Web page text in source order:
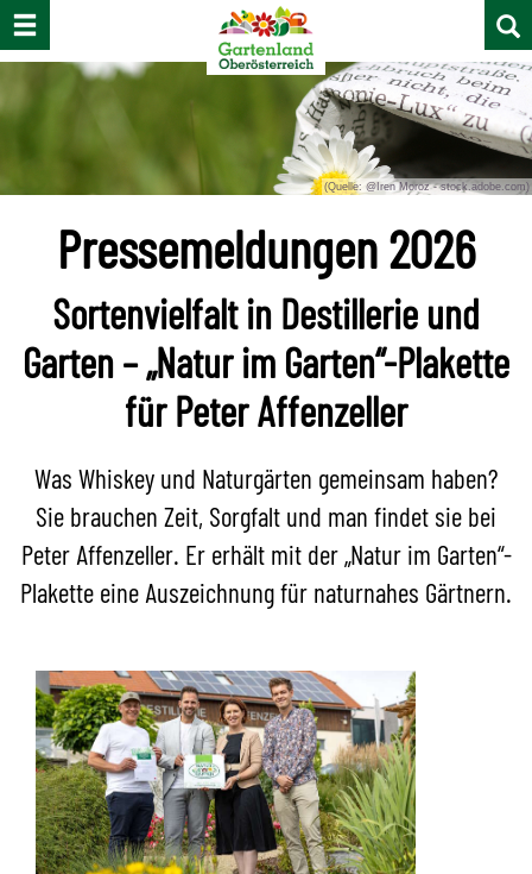
Navigation
[1]
Inhalt
[2]
Fußzeile
[3]
Navigation
ein-/ausblenden
ein-
und
(Quelle: @Iren Moroz - stock.adobe.com)
Pressemeldungen 2026
Sortenvielfalt in Destillerie und
Garten – „Natur im Garten“-Plakette
für Peter Affenzeller
Was Whiskey und Naturgärten gemeinsam haben?
Sie brauchen Zeit, Sorgfalt und man findet sie bei
Peter Affenzeller. Er erhält mit der „Natur im Garten“-
Plakette eine Auszeichnung für naturnahes Gärtnern.